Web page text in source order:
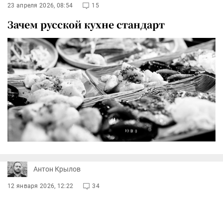
23 апреля 2026, 08:54 15
Зачем русской кухне стандарт
Антон Крылов
12 января 2026, 12:22 34